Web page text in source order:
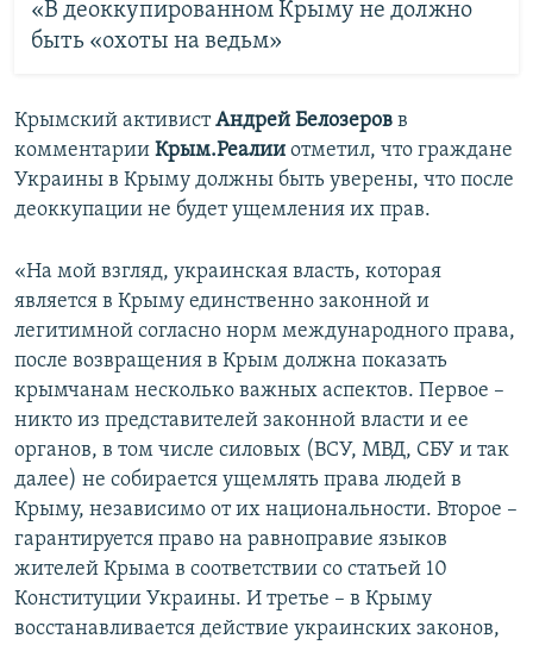
«В деоккупированном Крыму не должно
быть «охоты на ведьм»
Крымский активистАндрей Белозеров в
комментарии Крым.Реалии отметил, что граждане
Украины в Крыму должны быть уверены, что после
деоккупации не будет ущемления их прав.
«На мой взгляд, украинская власть, которая
является в Крыму единственно законной и
легитимной согласно норм международного права,
после возвращения в Крым должна показать
крымчанам несколько важных аспектов. Первое –
никто из представителей законной власти и ее
органов, в том числе силовых (ВСУ, МВД, СБУ и так
далее) не собирается ущемлять права людей в
Крыму, независимо от их национальности. Второе –
гарантируется право на равноправие языков
жителей Крыма в соответствии со статьей 10
Конституции Украины. И третье – в Крыму
восстанавливается действие украинских законов,